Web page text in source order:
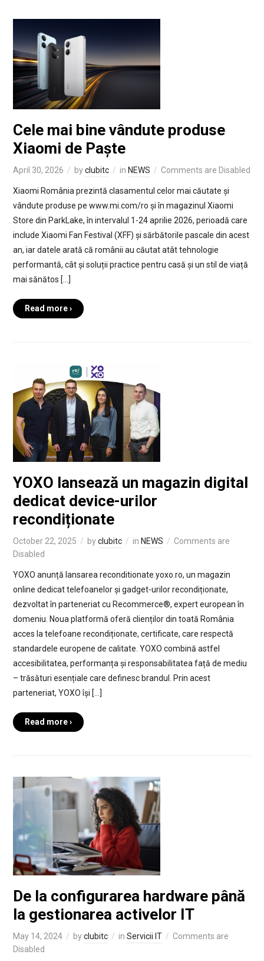
Cele mai bine vândute produse
Xiaomi de Paște
April 30, 2026 byclubitc in NEWS Comments are Disabled
Xiaomi România prezintă clasamentul celor mai căutate și
vândute produse pe www.mi.com/ro și în magazinul Xiaomi
Store din ParkLake, în intervalul 1-24 aprilie 2026, perioadă care
include Xiaomi Fan Festival (XFF) și sărbătorile pascale din acest
an, iar datele arată că românii au căutat atât tehnologie
performantă, cât și soluții practice pentru casă și un stil de viață
mai sănătos […]
Read more ›
YOXO lansează un magazin digital
dedicat device-urilor
recondiționate
October 22, 2025 byclubitc in NEWS
Comments are
Disabled
YOXO anunță lansarea reconditionate.yoxo.ro, un magazin
online dedicat telefoanelor și gadget-urilor recondiționate,
dezvoltat în parteneriat cu Recommerce®, expert european în
domeniu. Noua platformă oferă clienților din toată România
acces la telefoane recondiționate, certificate, care respectă
standardele europene de calitate. YOXO combină astfel
accesibilitatea, performanța și responsabilitatea față de mediu
– trăsături esențiale care definesc brandul. Prin acest
parteneriat, YOXO își […]
Read more ›
De la configurarea hardware până
la gestionarea activelor IT
May 14, 2024 byclubitc in Servicii IT
Comments are
Disabled